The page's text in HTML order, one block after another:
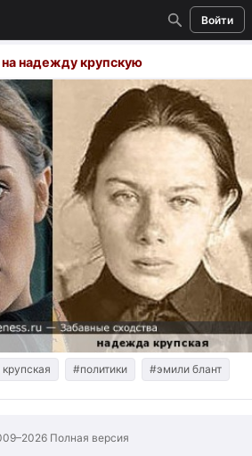
Войти
👍
авторизация
надежду крупскую
#политики #эмили блант
Полная версия